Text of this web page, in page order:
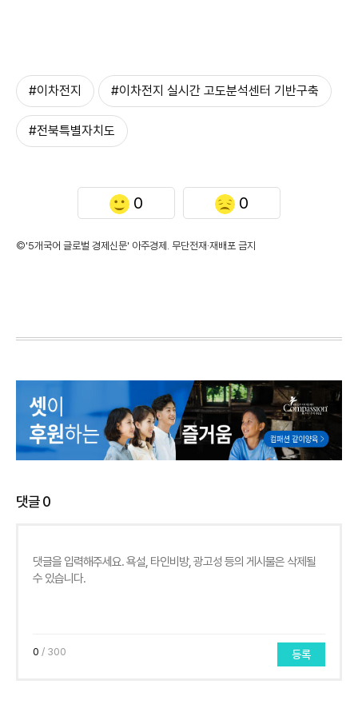
#이차전지 #이차전지 실시간 고도분석센터 기반구축
#전북특별자치도
0 0
©'5개국어 글로벌 경제신문' 아주경제. 무단전재·재배포 금지
댓글0
0 / 300 등록